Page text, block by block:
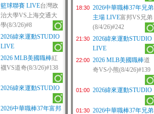
籃球聯賽 LIVE台灣政
治大學VS上海交通大
學(8/3/26)#8
2026緯來運動STUDIO
LIVE
2026 MLB美國職棒紅
襪VS道奇(8/3/26)#138
2026緯來運動STUDIO
2026中華職棒37年富邦
18:30 2026中華職棒37年兄弟
主場 LIVE富邦VS兄弟
(8/4/26)#242
21:30 2026緯來運動STUDIO
LIVE
22:00 2026 MLB美國職棒道
奇VS小熊(8/4/26)#139
01:00 2026緯來運動STUDIO
01:30 2026中華職棒37年兄弟